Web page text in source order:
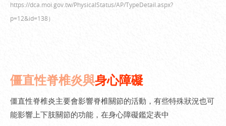
https://dca.moi.gov.tw/PhysicalStatus/AP/TypeDetail.aspx?
p=12&id=138）
僵直性脊椎炎與身心障礙
僵直性脊椎炎主要會影響脊椎關節的活動，有些特殊狀況也可
能影響上下肢關節的功能，在身心障礙鑑定表中